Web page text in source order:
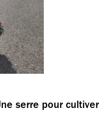
serre pour cultiver